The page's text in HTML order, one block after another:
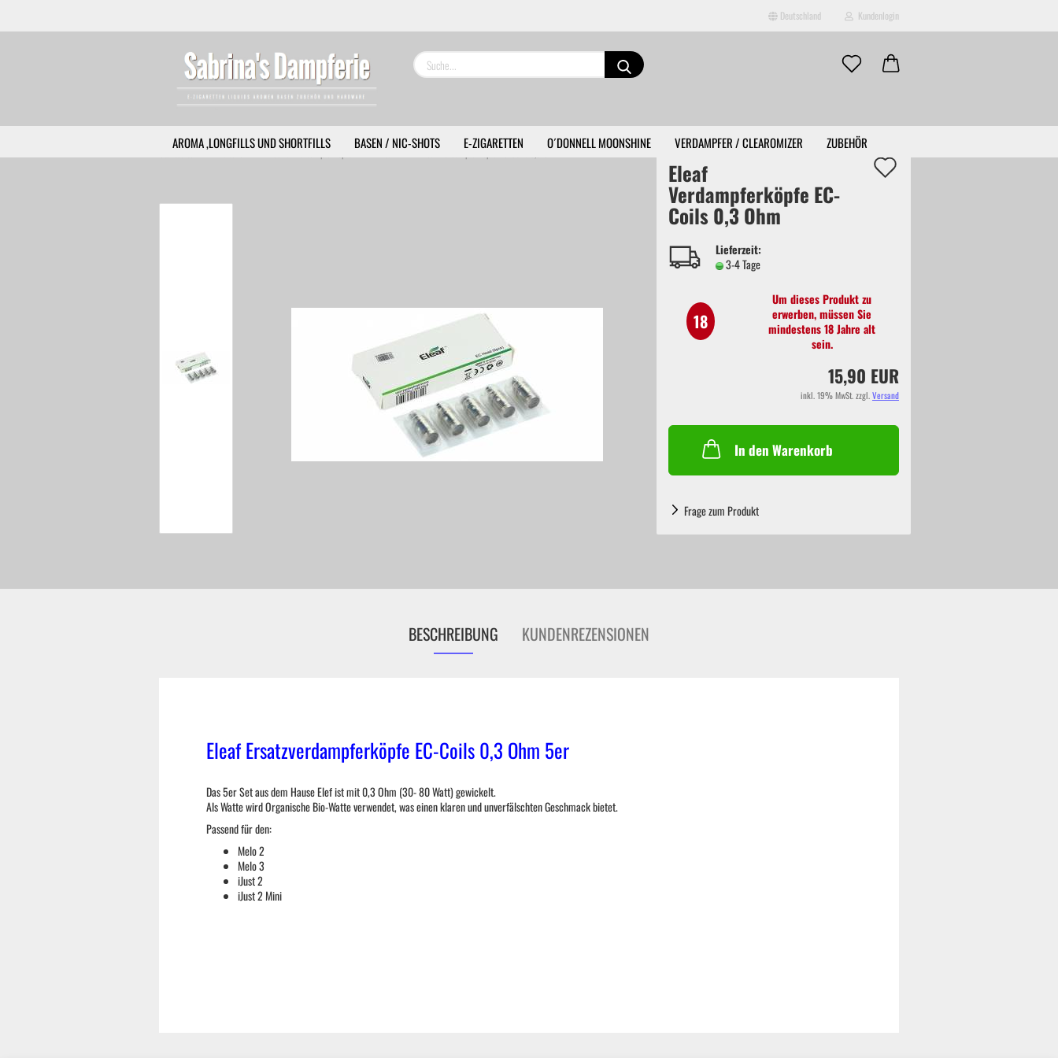
Deutschland
Lieferland
Kundenlogin
Passwort vergessen?
AROMA ,LONGFILLS UND SHORTFILLS BASEN / NIC-SHOTS E-ZIGARETTEN O´DONNELL MOONSHINE VERDAMPFER / CLEAROMIZER
ZUBEHÖR
ÜBER UNS
» Zubehör » Coils/ Verdampferköpfe » » Eleaf Verdampferköpfe EC-Coils 0,3 Ohm
Auf
Eleaf
Verdampferköpfe EC-
Coils 0,3 Ohm
Lieferzeit:
3-4 Tage
18
Um dieses Produkt zu
erwerben, müssen Sie
mindestens 18 Jahre alt
sein.
15,90 EUR
inkl. 19% MwSt. zzgl.Versand
In den Warenkorb
Frage zum Produkt
BESCHREIBUNG KUNDENREZENSIONEN
Eleaf Ersatzverdampferköpfe EC-Coils 0,3 Ohm 5er
Das 5er Set aus dem Hause Elef ist mit 0,3 Ohm (30- 80 Watt) gewickelt.
Als Watte wird Organische Bio-Watte verwendet, was einen klaren und unverfälschten Geschmack bietet.
Passend für den:
Melo 2
Melo 3
iJust 2
iJust 2 Mini